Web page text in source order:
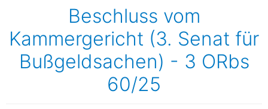
Beschluss vom
Kammergericht (3. Senat für
Bußgeldsachen) - 3 ORbs
60/25